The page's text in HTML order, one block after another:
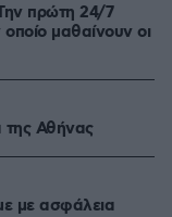
πρώτη 24/7
μαθαίνουν οι
της Αθήνας
με ασφάλεια